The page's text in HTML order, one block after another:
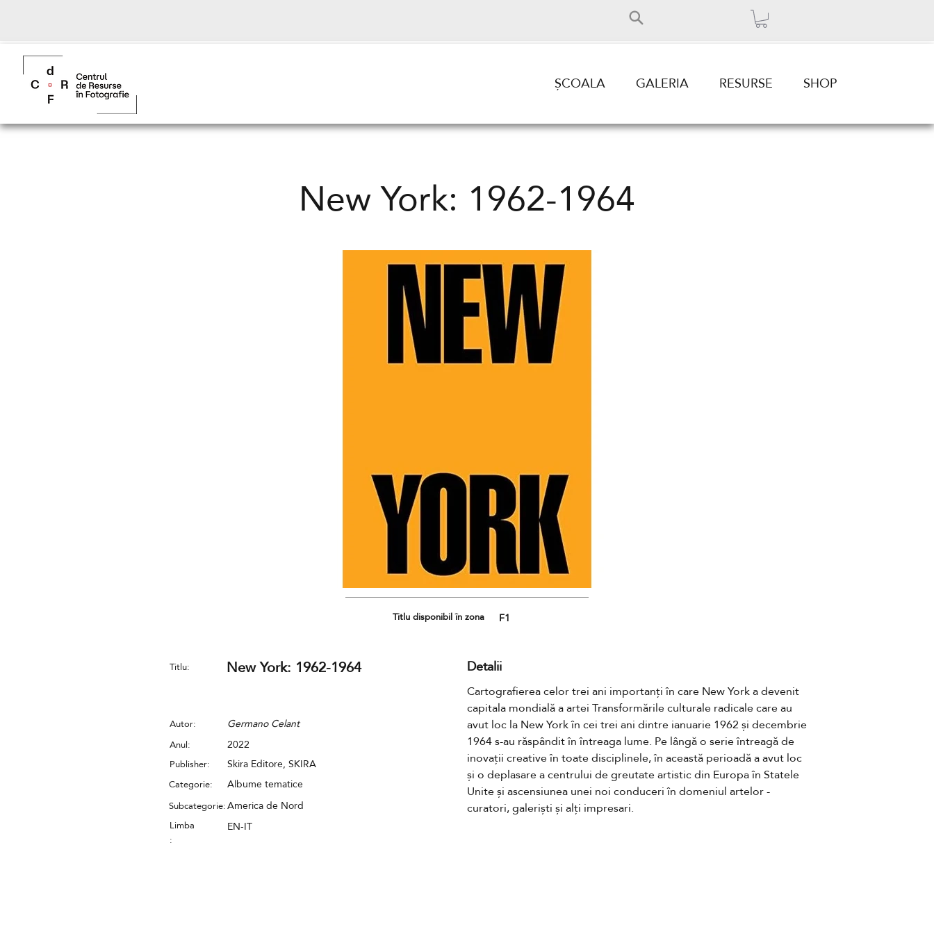
ȘCOALA GALERIA RESURSE SHOP
New York: 1962-1964
Titlu disponibil în zona F1
Titlu: New York: 1962-1964
Autor: Germano Celant
Anul: 2022
Publisher: Skira Editore, SKIRA
Categorie:
Albume tematice
America de Nord
Subcategorie:
Limba
:
EN-IT
Detalii
Cartografierea celor trei ani importanți în care New York a devenit
capitala mondială a artei Transformările culturale radicale care au
avut loc la New York în cei trei ani dintre ianuarie 1962 și decembrie
1964 s-au răspândit în întreaga lume. Pe lângă o serie întreagă de
inovații creative în toate disciplinele, în această perioadă a avut loc
și o deplasare a centrului de greutate artistic din Europa în Statele
Unite și ascensiunea unei noi conduceri în domeniul artelor -
curatori, galeriști și alți impresari.